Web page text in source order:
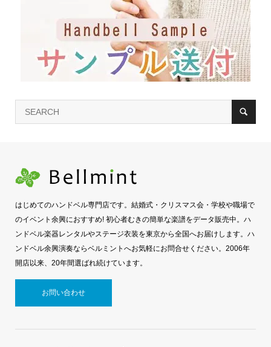
はじめてのハンドベル専門店です。結婚式・クリスマス会・学校や職場で
のイベント余興におすすめ! 初心者むきの簡単な楽譜をデータ販売中。ハ
ンドベル楽器レンタルやステージ衣装を東京から全国へお届けします。ハ
ンドベル余興演奏ならベルミントへお気軽にお問合せください。2006年
開店以来、20年間選ばれ続けています。
お問い合わせ